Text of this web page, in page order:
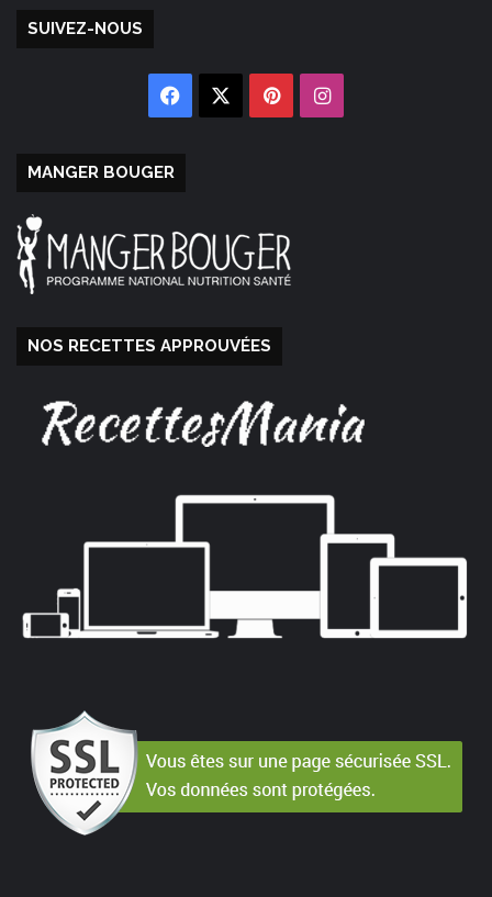
SUIVEZ-NOUS
Facebook PinterestInstagram
MANGER BOUGER
NOS RECETTES APPROUVÉES